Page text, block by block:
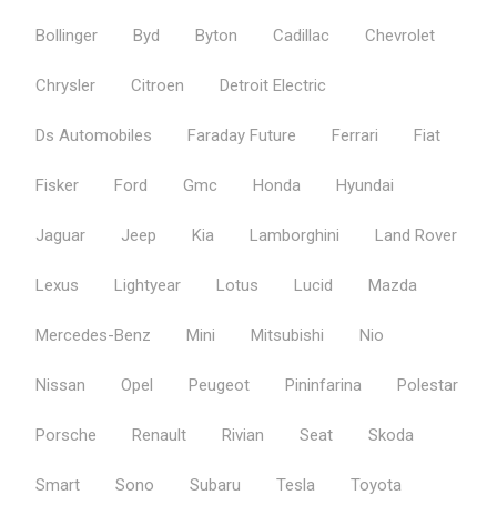
Bollinger Byd Byton Cadillac Chevrolet
Chrysler Citroen Detroit Electric
Ds Automobiles Faraday Future Ferrari Fiat
Fisker Ford Gmc Honda Hyundai
Jaguar Jeep Kia Lamborghini Land Rover
Lexus Lightyear Lotus Lucid Mazda
Mercedes-Benz Mini Mitsubishi Nio
Nissan Opel Peugeot Pininfarina Polestar
Porsche Renault Rivian Seat Skoda
Smart Sono Subaru Tesla Toyota